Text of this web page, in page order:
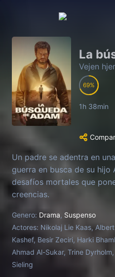
La
Vejen
69
1h 38min
Un padre se adentra en
guerra en busca de su hijo
desafíos mortales que
creencias.
Genero: Drama, Suspenso
Actores: Nikolaj Lie Kaas,
Kashef, Besir Zeciri, Harki
Ahmad Al-Sukar, Trine
Sieling